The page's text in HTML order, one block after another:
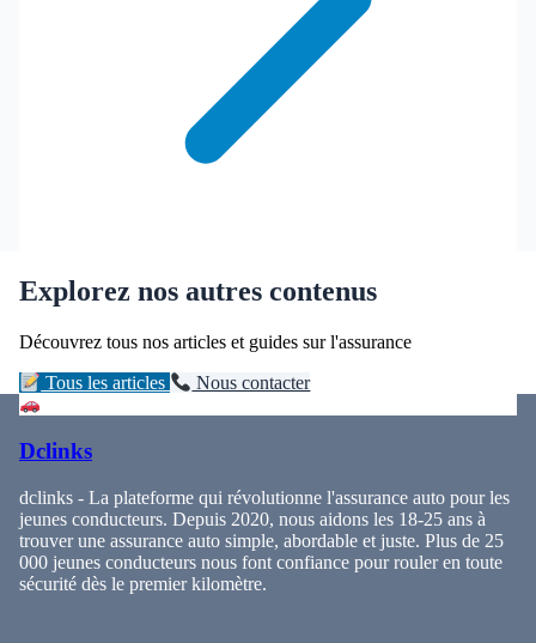
Explorez nos autres contenus
Découvrez tous nos articles et guides sur l'assurance
Tous les articles Nous contacter
Dclinks
dclinks - La plateforme qui révolutionne l'assurance auto pour les
jeunes conducteurs. Depuis 2020, nous aidons les 18-25 ans à
trouver une assurance auto simple, abordable et juste. Plus de 25
000 jeunes conducteurs nous font confiance pour rouler en toute
sécurité dès le premier kilomètre.